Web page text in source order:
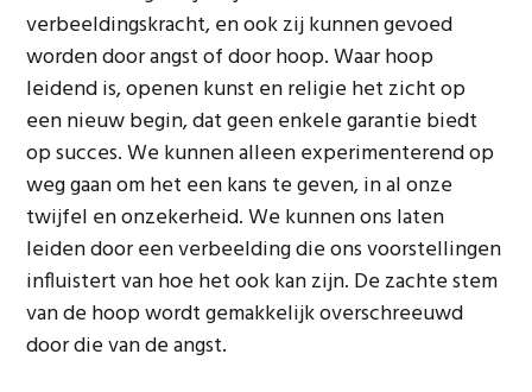
verbeeldingskracht, en ook zij kunnen gevoed
worden door angst of door hoop. Waar hoop
leidend is, openen kunst en religie het zicht op
een nieuw begin, dat geen enkele garantie biedt
op succes. We kunnen alleen experimenterend op
weg gaan om het een kans te geven, in al onze
twijfel en onzekerheid. We kunnen ons laten
leiden door een verbeelding die ons voorstellingen
influistert van hoe het ook kan zijn. De zachte stem
van de hoop wordt gemakkelijk overschreeuwd
door die van de angst.